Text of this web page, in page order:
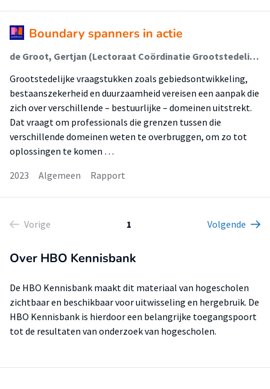
Boundary spanners in actie
de Groot, Gertjan (Lectoraat Coördinatie Grootstedelijke Vraagstukken); van Wijk, Eelco; Herben, Marion; Ferguson, Julie (Lectoraat Coördinatie Grootstedelijke Vraagstukken); Majoor, Stan (Lectoraat Coördinatie Grootstedelijke Vraagstukken)
Grootstedelijke vraagstukken zoals gebiedsontwikkeling,
bestaanszekerheid en duurzaamheid vereisen een aanpak die
zich over verschillende – bestuurlijke – domeinen uitstrekt.
Dat vraagt om professionals die grenzen tussen die
verschillende domeinen weten te overbruggen, om zo tot
oplossingen te komen …
2023
Algemeen Rapport
Vorige 1 Volgende
Over HBO Kennisbank
De HBO Kennisbank maakt dit materiaal van hogescholen
zichtbaar en beschikbaar voor uitwisseling en hergebruik. De
HBO Kennisbank is hierdoor een belangrijke toegangspoort
tot de resultaten van onderzoek van hogescholen.